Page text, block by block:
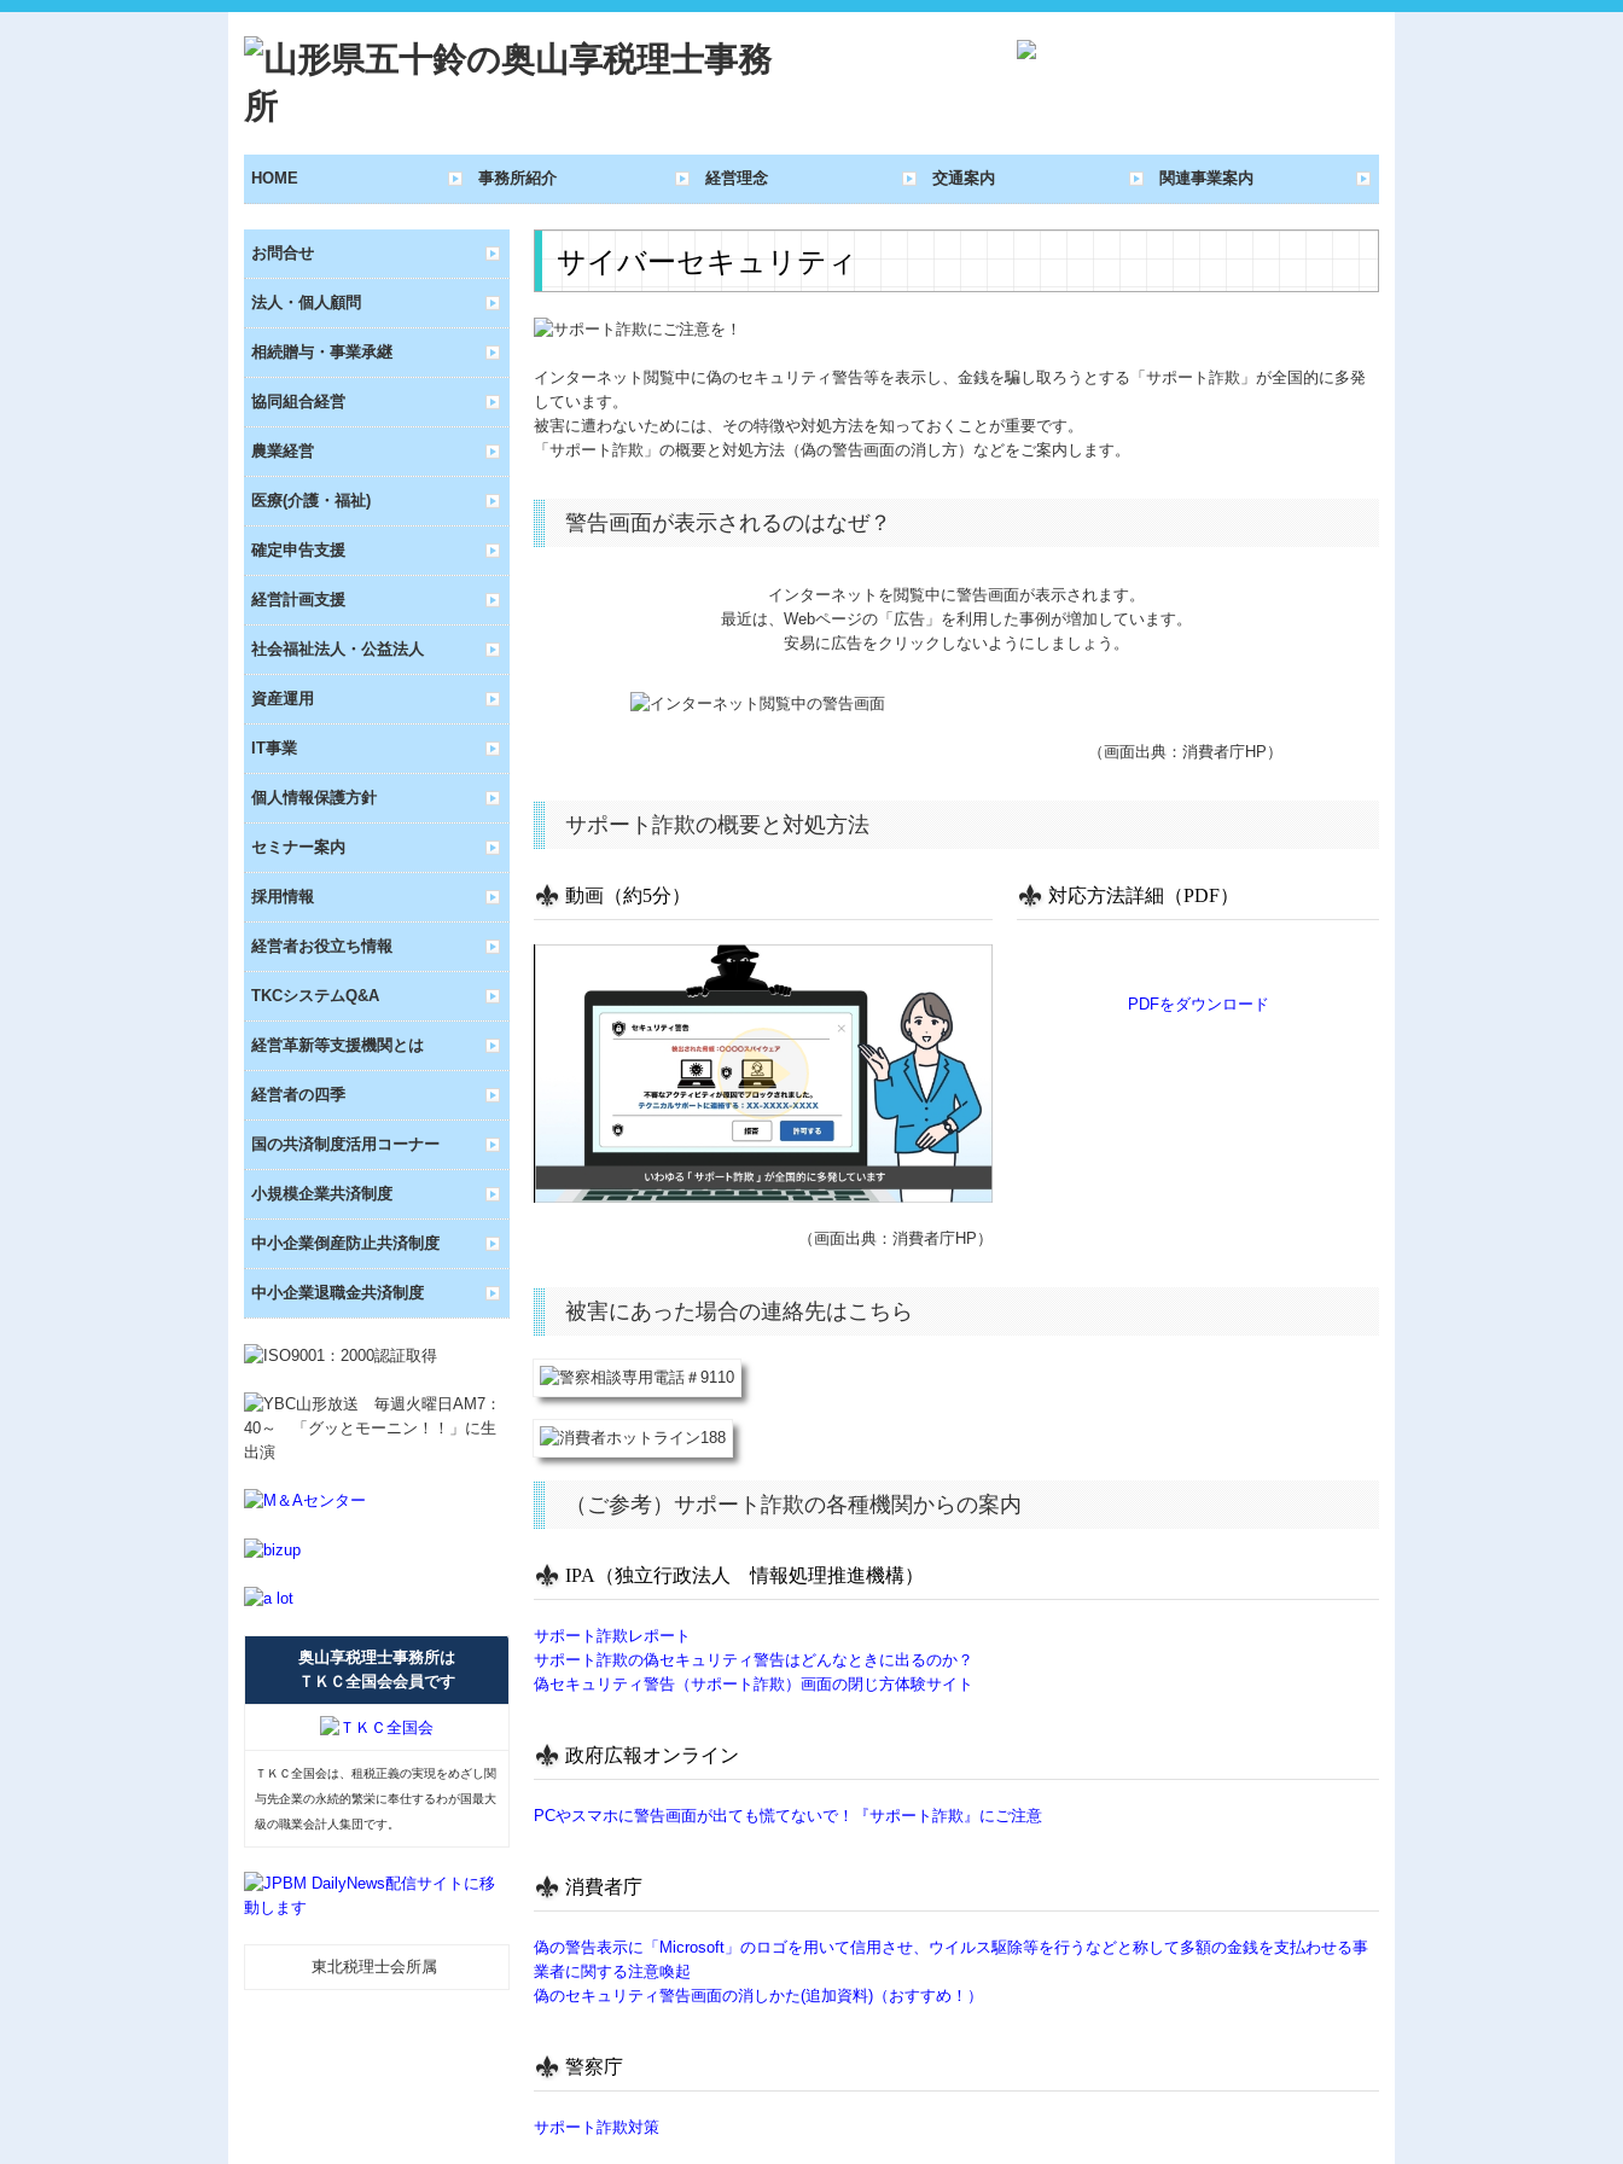
HOME 事務所紹介 経営理念 交通案内 関連事業案内
お問合せ
法人・個人顧問
相続贈与・事業承継
協同組合経営
農業経営
医療(介護・福祉)
確定申告支援
経営計画支援
社会福祉法人・公益法人
資産運用
IT事業
個人情報保護方針
セミナー案内
採用情報
経営者お役立ち情報
TKCシステムQ&A
経営革新等支援機関とは
経営者の四季
国の共済制度活用コーナー
小規模企業共済制度
中小企業倒産防止共済制度
中小企業退職金共済制度
奥山享税理士事務所は
ＴＫＣ全国会会員です
ＴＫＣ全国会は、租税正義の実現をめざし関
与先企業の永続的繁栄に奉仕するわが国最大
級の職業会計人集団です。
東北税理士会所属
サイバーセキュリティ
インターネット閲覧中に偽のセキュリティ警告等を表示し、金銭を騙し取ろうとする「サポート詐欺」が全国的に多発
しています。
被害に遭わないためには、その特徴や対処方法を知っておくことが重要です。
「サポート詐欺」の概要と対処方法（偽の警告画面の消し方）などをご案内します。
警告画面が表示されるのはなぜ？
インターネットを閲覧中に警告画面が表示されます。
最近は、Webページの「広告」を利用した事例が増加しています。
安易に広告をクリックしないようにしましょう。
（画面出典：消費者庁HP）
サポート詐欺の概要と対処方法
動画（約5分） 対応方法詳細（PDF）
（画面出典：消費者庁HP）
PDFをダウンロード
被害にあった場合の連絡先はこちら
（ご参考）サポート詐欺の各種機関からの案内
IPA（独立行政法人 情報処理推進機構）
サポート詐欺レポート
サポート詐欺の偽セキュリティ警告はどんなときに出るのか？
偽セキュリティ警告（サポート詐欺）画面の閉じ方体験サイト
政府広報オンライン
PCやスマホに警告画面が出ても慌てないで！『サポート詐欺』にご注意
消費者庁
偽の警告表示に「Microsoft」のロゴを用いて信用させ、ウイルス駆除等を行うなどと称して多額の金銭を支払わせる事
業者に関する注意喚起
偽のセキュリティ警告画面の消しかた(追加資料)（おすすめ！）
警察庁
サポート詐欺対策